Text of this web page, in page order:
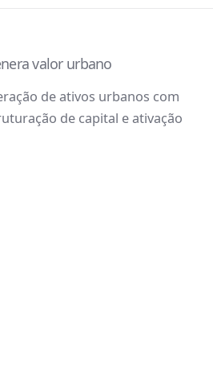
valor urbano
de ativos urbanos com
de capital e ativação